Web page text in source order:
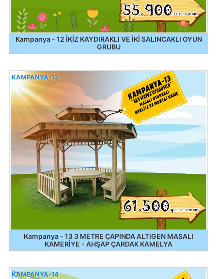
Kampanya - 12 İKİZ KAYDIRAKLI VE İKİ SALINCAKLI OYUN
GRUBU
Kampanya - 13 3 METRE ÇAPINDA ALTIGEN MASALI
KAMERİYE - AHŞAP ÇARDAK KAMELYA
KAMPANYA-13
KAMPANYA-14